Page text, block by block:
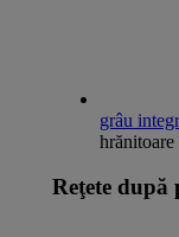
grâu
hrănitoare
Reţete după